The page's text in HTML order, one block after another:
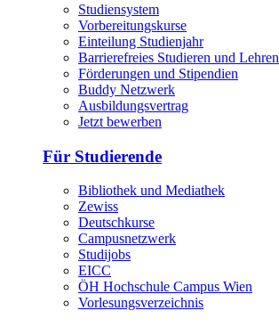
Studiensystem
Vorbereitungskurse
Einteilung Studienjahr
Barrierefreies Studieren und Lehren
Förderungen und Stipendien
Buddy Netzwerk
Ausbildungsvertrag
Jetzt bewerben
Für Studierende
Bibliothek und Mediathek
Zewiss
Deutschkurse
Campusnetzwerk
Studijobs
EICC
ÖH Hochschule Campus Wien
Vorlesungsverzeichnis